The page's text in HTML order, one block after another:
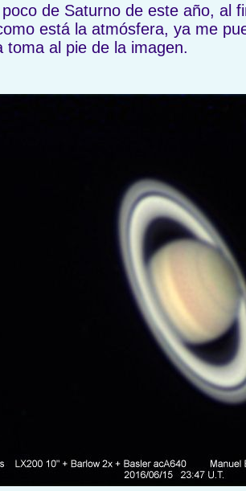
de Saturno de este año, al
está la atmósfera, ya me
toma al pie de la imagen.